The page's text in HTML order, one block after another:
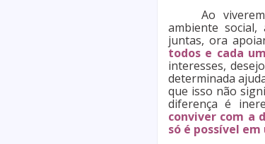
Ao
ambiente social,
juntas, ora
todos e cada um
interesses,
determinada
que isso não
diferença é
conviver com a
só é possível